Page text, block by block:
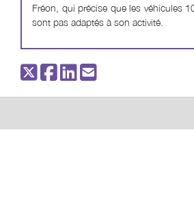
Fréon, qui précise que les véhicules
sont pas adaptés à son activité.